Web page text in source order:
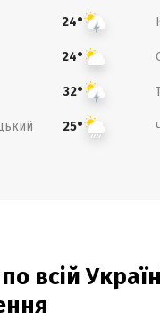
24°
24°
32°
25°
всій